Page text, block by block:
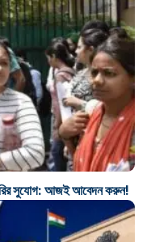
সুযোগ: আজই আবেদন করুন!